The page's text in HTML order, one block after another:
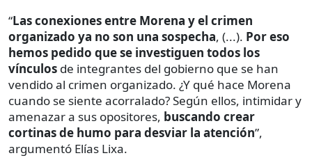
“Las conexiones entre Morena y el crimen
organizado ya no son una sospecha, (...). Por eso
hemos pedido que se investiguen todos los
vínculos de integrantes del gobierno que se han
vendido al crimen organizado. ¿Y qué hace Morena
cuando se siente acorralado? Según ellos, intimidar y
amenazar a sus opositores, buscando crear
cortinas de humo para desviar la atención”,
argumentó Elías Lixa.